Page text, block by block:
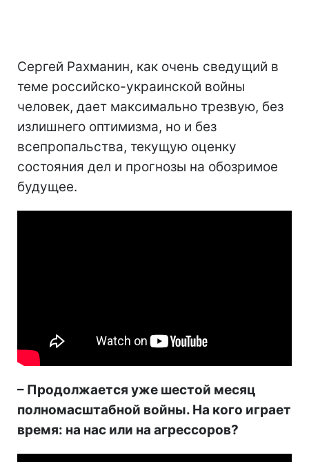
Сергей Рахманин, как очень сведущий в
теме российско-украинской войны
человек, дает максимально трезвую, без
излишнего оптимизма, но и без
всепропальства, текущую оценку
состояния дел и прогнозы на обозримое
будущее.
– Продолжается уже шестой месяц
полномасштабной войны. На кого играет
время: на нас или на агрессоров?